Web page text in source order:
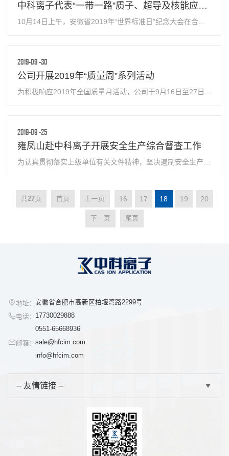
中科离子代表“一带一路”质子、超导及核能应用国际标准联盟发布四项联盟标准
10月14日上午，安徽省2019年“世界标准日”纪念大会在合肥
2019-09-30
公司开展2019年“质量周”系列活动
为积极响应2019年全国质量月活动，公司于9月16日至27日开
2019-09-25
雍凤山赴中科离子开展安全生产综合督查工作
为认真贯彻落实上级单位有关文件精神，坚决遏制安全生产事
设现场进行了全面安全督...
共27页 首页 上一页 16 17 18 19 20
下一页 尾页
地址：安徽省合肥市高新区柏堰湾路2299号
电话： 17730029888
0551-65668936
邮箱：sale@hfcim.com
info@hfcim.com